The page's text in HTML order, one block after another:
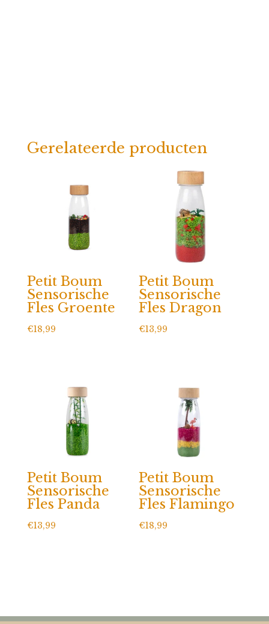
Gerelateerde producten
Petit Boum
Sensorische
Fles Groente
€18,99
Petit Boum
Sensorische
Fles Dragon
€13,99
Petit Boum
Sensorische
Fles Panda
€13,99
Petit Boum
Sensorische
Fles Flamingo
€18,99